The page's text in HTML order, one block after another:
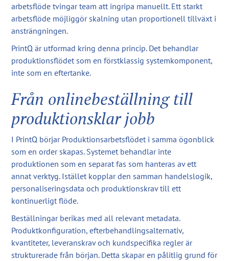
arbetsflöde tvingar team att ingripa manuellt. Ett starkt
arbetsflöde möjliggör skalning utan proportionell tillväxt i
ansträngningen.
PrintQ är utformad kring denna princip. Det behandlar
produktionsflödet som en förstklassig systemkomponent,
inte som en eftertanke.
Från onlinebeställning till
produktionsklar jobb
I PrintQ börjar Produktionsarbetsflödet i samma ögonblick
som en order skapas. Systemet behandlar inte
produktionen som en separat fas som hanteras av ett
annat verktyg. Istället kopplar den samman handelslogik,
personaliseringsdata och produktionskrav till ett
kontinuerligt flöde.
Beställningar berikas med all relevant metadata.
Produktkonfiguration, efterbehandlingsalternativ,
kvantiteter, leveranskrav och kundspecifika regler är
strukturerade från början. Detta skapar en pålitlig grund för